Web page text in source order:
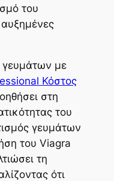
του
με
Κόστος
στη
του
γευμάτων
του Viagra
τη
ότι